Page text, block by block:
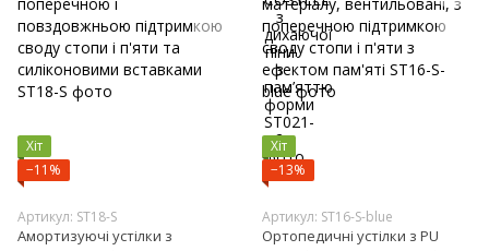
Хіт
−11%
Артикул: ST18-S
Амортизуючі устілки з
Хіт
−13%
Артикул: ST16-S-blue
Ортопедичні устілки з PU